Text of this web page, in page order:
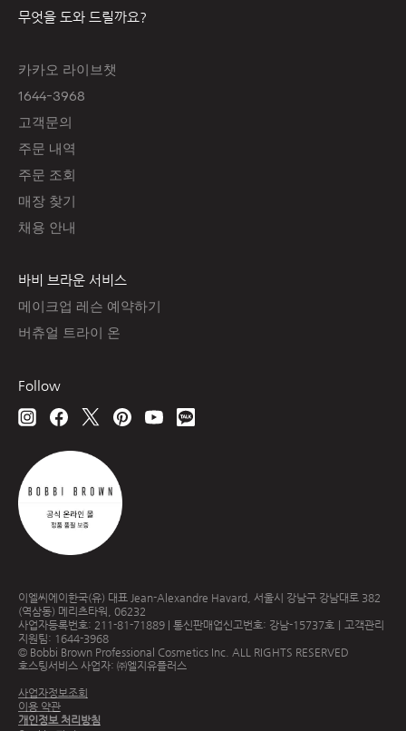
무엇을 도와 드릴까요?
카카오 라이브챗
1644-3968
고객문의
주문 내역
주문 조회
매장 찾기
채용 안내
바비 브라운 서비스
메이크업 레슨 예약하기
버츄얼 트라이 온
Follow
이엘씨에이한국(유) 대표 Jean-Alexandre Havard, 서울시 강남구 강남대로 382
(역삼동) 메리츠타워, 06232
사업자등록번호: 211-81-71889 | 통신판매업신고번호: 강남-15737호｜고객관리
지원팀: 1644-3968
© Bobbi Brown Professional Cosmetics Inc. ALL RIGHTS RESERVED
호스팅서비스 사업자: ㈜엘지유플러스
사업자정보조회
이용 약관
개인정보 처리방침